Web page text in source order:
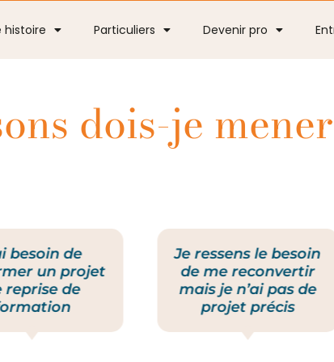
histoire Particuliers Devenir pro
dois-je
besoin de
un projet
reprise de
Je ressens le besoin
de me reconvertir
mais je n’ai pas de
projet précis